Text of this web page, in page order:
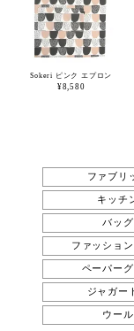
Sokeri ピンク エプロン
¥8,580
ファブリ
キッチ
バッグ
ファッショ
ペーパー
ジャガー
ウール